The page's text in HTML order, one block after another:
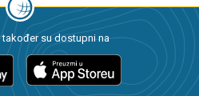
također su dostupni na